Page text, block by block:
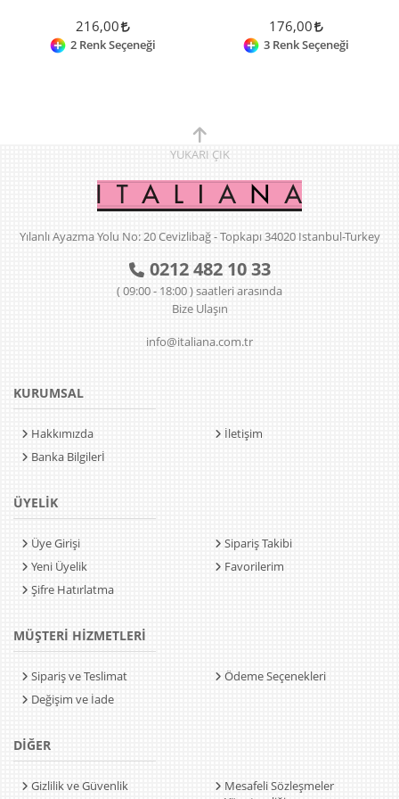
216,00
2 Renk Seçeneği
176,00
3 Renk Seçeneği
YUKARI ÇIK
Yılanlı Ayazma Yolu No: 20 Cevizlibağ - Topkapı 34020 Istanbul-Turkey
0212 482 10 33
( 09:00 - 18:00 ) saatleri arasında
Bize Ulaşın
info@italiana.com.tr
KURUMSAL
Hakkımızda
Banka Bilgilerİ
İletişim
ÜYELİK
Üye Girişi
Yeni Üyelik
Şifre Hatırlatma
Sipariş Takibi
Favorilerim
MÜŞTERİ HİZMETLERİ
Sipariş ve Teslimat
Değişim ve İade
Ödeme Seçenekleri
DİĞER
Gizlilik ve Güvenlik
Mesafeli Sözleşmeler